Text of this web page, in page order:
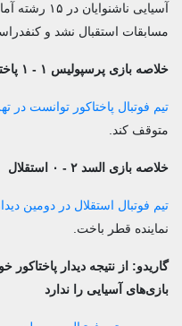
آسیایی
مسابقات استقبال نشد و
خلاصه بازی پرسپولیس ۱ - ۱ پاختاکور
تیم فوتبال پاختاکور توانست در
متوقف کند.
خلاصه بازی السد ۲ - ۰ استقلال
تیم فوتبال استقلال در دومین
نماینده قطر باخت.
گاریدو: از نتیجه دیدار
بازی‌های آسیایی را ندارد